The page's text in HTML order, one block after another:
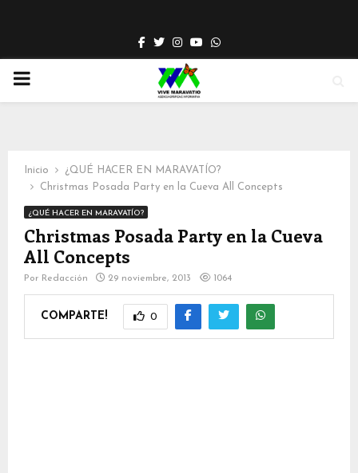
Facebook
TwitterInstagram
YoutubeWhatsapp
PRIMARY
Inicio
¿QUÉ HACER EN MARAVATÍO?
Christmas Posada Party en la Cueva All Concepts
¿QUÉ HACER EN MARAVATÍO?
Christmas Posada Party en la Cueva
All Concepts
Por Redacción 29 noviembre, 2013 1064
COMPARTE! 0